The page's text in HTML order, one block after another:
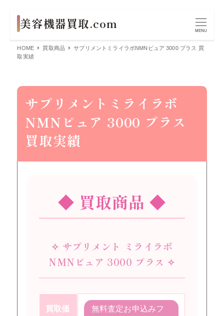
MENU
HOME 買取商品
サプリメントミライラボNMNピュア 3000 プラス 買
取実績
サプリメントミライラボ
NMNピュア 3000 プラス
買取実績
◆ 買取商品 ◆
✧ サプリメント ミライラボ
NMNピュア 3000 プラス ✧
買取価
無料査定お申込みフ